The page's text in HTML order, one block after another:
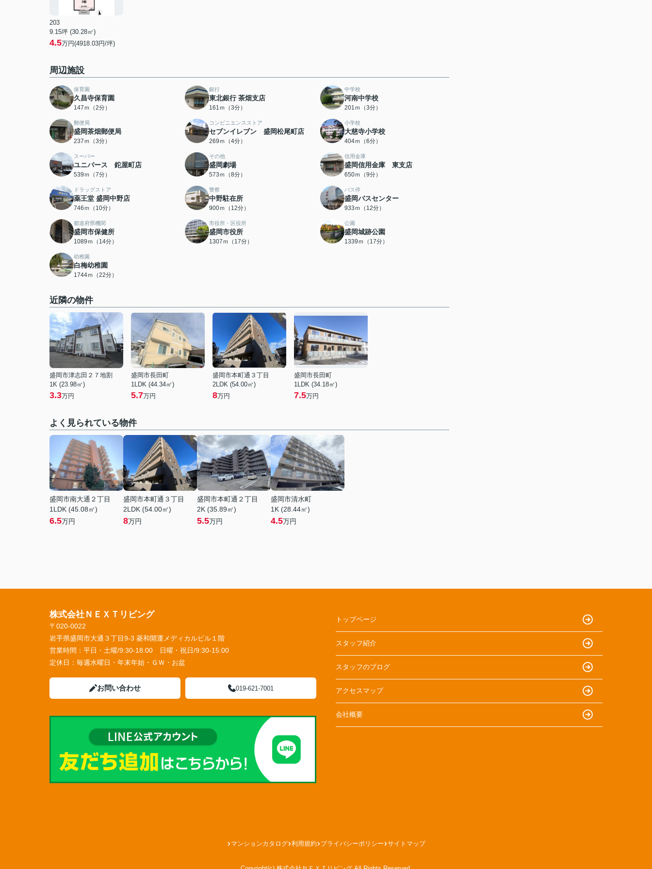
203
9.15坪 (30.28㎡)
4.5万円(4918.03円/坪)
周辺施設
保育園
久昌寺保育園
147ｍ（2分）
銀行
東北銀行 茶畑支店
161ｍ（3分）
中学校
河南中学校
201ｍ（3分）
郵便局
盛岡茶畑郵便局
237ｍ（3分）
コンビニエンスストア
セブンイレブン 盛岡松尾町店
269ｍ（4分）
小学校
大慈寺小学校
404ｍ（6分）
スーパー
ユニバース 鉈屋町店
539ｍ（7分）
その他
盛岡劇場
573ｍ（8分）
信用金庫
盛岡信用金庫 東支店
650ｍ（9分）
ドラッグストア
薬王堂 盛岡中野店
746ｍ（10分）
警察
中野駐在所
900ｍ（12分）
バス停
盛岡バスセンター
933ｍ（12分）
都道府県機関
盛岡市保健所
1089ｍ（14分）
市役所・区役所
盛岡市役所
1307ｍ（17分）
公園
盛岡城跡公園
1339ｍ（17分）
幼稚園
白梅幼稚園
1744ｍ（22分）
近隣の物件
盛岡市津志田２７地割
1K (23.98㎡)
3.3万円
盛岡市長田町
1LDK (44.34㎡)
5.7万円
盛岡市本町通３丁目
2LDK (54.00㎡)
8万円
盛岡市長田町
1LDK (34.18㎡)
7.5万円
よく見られている物件
盛岡市南大通２丁目
1LDK (45.08㎡)
6.5万円
盛岡市本町通３丁目
2LDK (54.00㎡)
8万円
盛岡市本町通２丁目
2K (35.89㎡)
5.5万円
盛岡市清水町
1K (28.44㎡)
4.5万円
株式会社ＮＥＸＴリビング
〒020-0022
岩手県盛岡市大通３丁目9-3 菱和開運メディカルビル１階
営業時間： 平日・土曜/9:30-18:00 日曜・祝日/9:30-15:00
定休日： 毎週水曜日・年末年始・ＧＷ・お盆
お問い合わせ 019-621-7001
トップページ
スタッフ紹介
スタッフのブログ
アクセスマップ
会社概要
マンションカタログ 利用規約 プライバシーポリシー サイトマップ